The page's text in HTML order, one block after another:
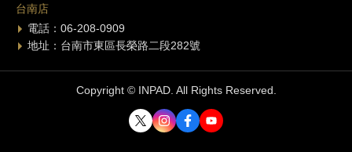
台南店
電話：06-208-0909
地址：台南市東區長榮路二段282號
Copyright © INPAD. All Rights Reserved.